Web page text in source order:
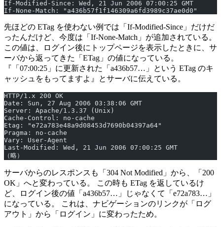
If-Modified-Since: Wed, 21 Jun 2006 07:00:25 GMT
If-None-Match: "a436b57f1f146309a6fd3989c37ae0d0"
先ほどの ETag を使わない例では「If-Modified-Since」だけだ
ったんだけど、今度は「If-None-Match」が追加されている。
この値は、ログイン後にトップページを表示したときに、サ
ーバから返ってきた「ETag」の値になっている。
『「07:00:25」に更新された「a436b57…」という ETag のキ
ャッシュをもってますよ』とサーバに伝えている。
HTTP/1.x 200 OK
Date: Sun, 27 Aug 2006 03:38:06 GMT
Server: Apache/1.3.37 (Unix)
Cache-Control: no-cache
Etag: "e72a783e48a9d08453d7690b04397a64"
Pragma: no-cache
Vary: User-Agent
Last-Modified: Wed, 21 Jun 2006 07:00:25 GMT
（略）
サーバからのレスポンスも「304 Not Modified」から、「200
OK」へと変わっている。 この時も ETag を返しているけ
ど、ログイン後の値「a436b57…」じゃなくて「e72a783…」
になっている。 これは、ナビゲーションのリンクが「ログ
アウト」から「ログイン」に変わったため。